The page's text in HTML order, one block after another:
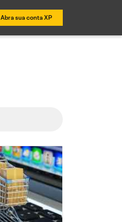
Abra sua conta XP